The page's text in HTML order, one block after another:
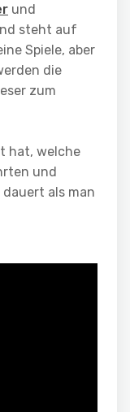
und
steht auf
Spiele, aber
die
zum
hat, welche
und
als man